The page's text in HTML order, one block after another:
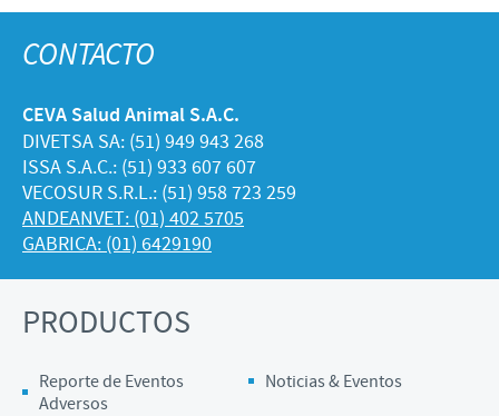
CONTACTO
CEVA Salud Animal S.A.C.
DIVETSA SA: (51) 949 943 268
ISSA S.A.C.: (51) 933 607 607
VECOSUR S.R.L.: (51) 958 723 259
ANDEANVET: (01) 402 5705
GABRICA: (01) 6429190
PRODUCTOS
Reporte de Eventos
Adversos
Noticias & Eventos